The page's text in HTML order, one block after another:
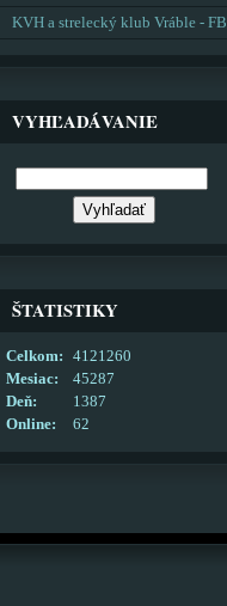
KVH a strelecký klub Vráble - FB
VYHĽADÁVANIE
ŠTATISTIKY
Online: 62
Celkom:
4121260
Mesiac:
45287
Deň:
1387